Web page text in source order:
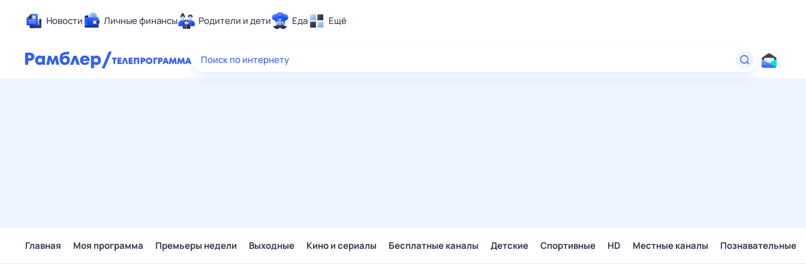
Новости Личные финансы Родители и дети Еда Ещё
Здоровье
Поиск по интернету
Главная Моя программа Премьеры недели Выходные Кино и сериалы Бесплатные каналы Детские Спортивные HD Местные каналы Познавательные